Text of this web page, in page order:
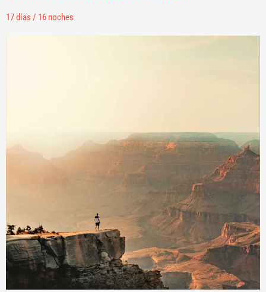
17 días / 16 noches